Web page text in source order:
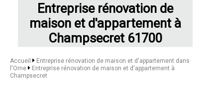
Entreprise rénovation de
maison et d'appartement à
Champsecret 61700
Accueil
Entreprise rénovation de maison et d'appartement dans
l'Orne
Entreprise rénovation de maison et d'appartement à
Champsecret